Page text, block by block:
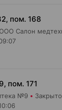
пом. 168
пом. 171
№9 Закрыто